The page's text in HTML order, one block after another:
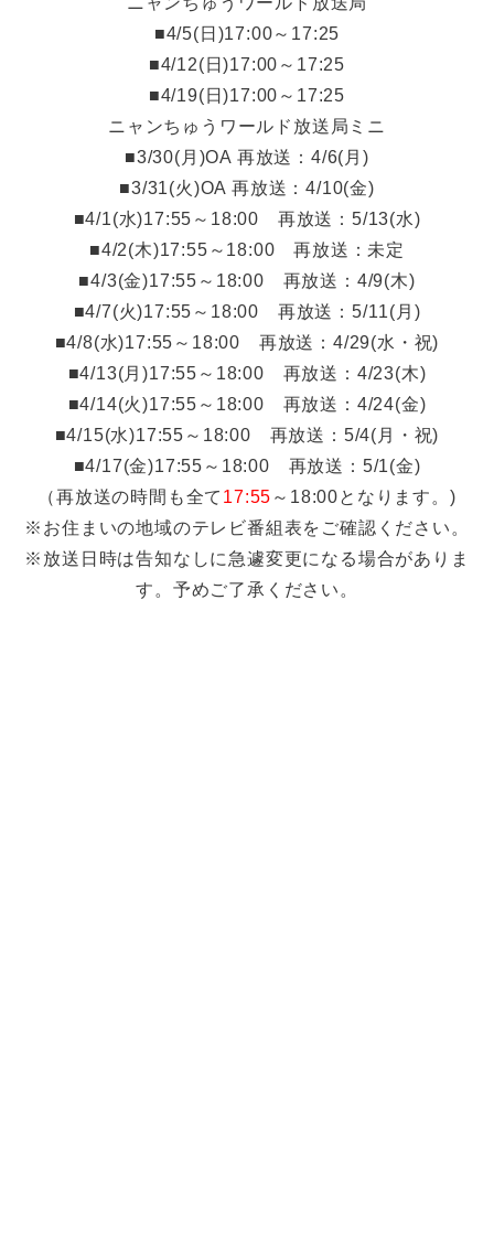
■4/5(日)17:00～17:25
■4/12(日)17:00～17:25
■4/19(日)17:00～17:25
ニャンちゅうワールド放送局ミニ
■3/30(月)OA 再放送：4/6(月)
■3/31(火)OA 再放送：4/10(金)
■4/1(水)17:55～18:00 再放送：5/13(水)
■4/2(木)17:55～18:00 再放送：未定
■4/3(金)17:55～18:00 再放送：4/9(木)
■4/7(火)17:55～18:00 再放送：5/11(月)
■4/8(水)17:55～18:00 再放送：4/29(水・祝)
■4/13(月)17:55～18:00 再放送：4/23(木)
■4/14(火)17:55～18:00 再放送：4/24(金)
■4/15(水)17:55～18:00 再放送：5/4(月・祝)
■4/17(金)17:55～18:00 再放送：5/1(金)
（再放送の時間も全て 17:55 ～18:00となります。)
※お住まいの地域のテレビ番組表をご確認ください。
※放送日時は告知なしに急遽変更になる場合がありま
す。予めご了承ください。